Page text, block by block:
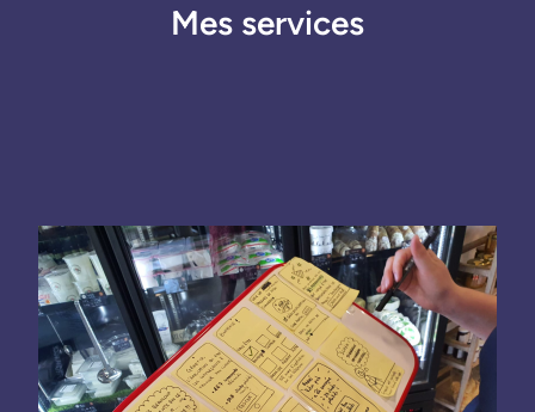
Mes services